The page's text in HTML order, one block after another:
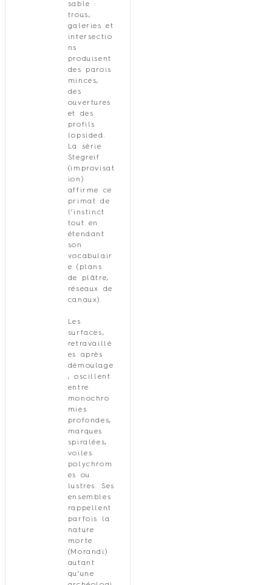
sable :
trous,
galeries et
intersectio
ns
produisent
des parois
minces,
des
ouvertures
et des
profils
lopsided.
La série
Stegreif
(improvisat
ion)
affirme ce
primat de
l’instinct
tout en
étendant
son
vocabulair
e (plans
de plâtre,
réseaux de
canaux).
Les
surfaces,
retravaillé
es après
démoulage
, oscillent
entre
monochro
mies
profondes,
marques
spiralées,
voiles
polychrom
es ou
lustres. Ses
ensembles
rappellent
parfois la
nature
morte
(Morandi)
autant
qu’une